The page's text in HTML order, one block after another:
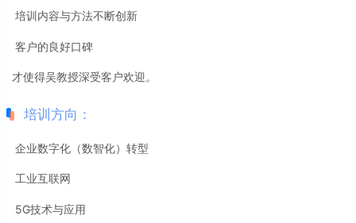
培训内容与方法不断创新
客户的良好口碑
才使得吴教授深受客户欢迎。
培训方向：
企业数字化（数智化）转型
工业互联网
5G技术与应用